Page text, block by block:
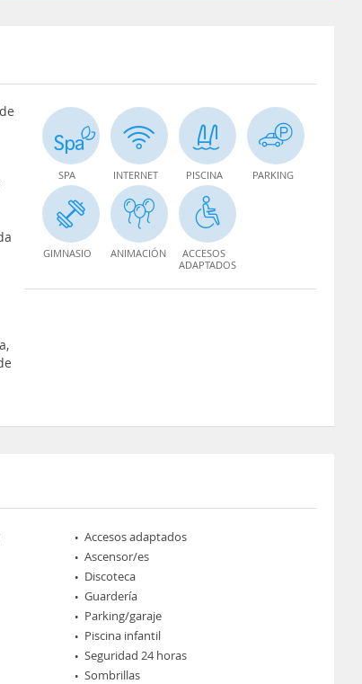
SPA INTERNET PISCINA PARKING
GIMNASIO ANIMACIÓN
ACCESOS
ADAPTADOS
Accesos adaptados
Ascensor/es
Discoteca
Guardería
Parking/garaje
Piscina infantil
Seguridad 24 horas
Sombrillas